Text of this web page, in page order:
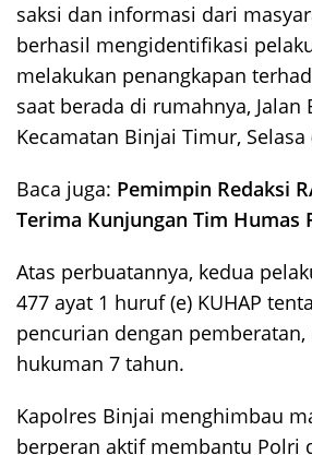
saksi dan informasi dari
berhasil mengidentifikasi
melakukan penangkapan
saat berada di rumahnya, Jalan
Kecamatan Binjai Timur, Selasa
Baca juga: Pemimpin Redaksi
Terima Kunjungan Tim Humas
Atas perbuatannya, kedua
477 ayat 1 huruf (e) KUHAP
pencurian dengan
hukuman 7 tahun.
Kapolres Binjai menghimbau
berperan aktif membantu Polri